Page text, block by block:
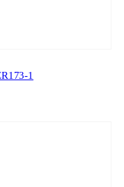
1